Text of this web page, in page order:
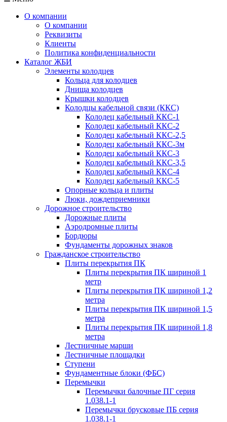
О компании
О компании
Реквизиты
Клиенты
Политика конфиденциальности
Каталог ЖБИ
Элементы колодцев
Кольца для колодцев
Днища колодцев
Крышки колодцев
Колодцы кабельной связи (ККС)
Колодец кабельный ККС-1
Колодец кабельный ККС-2
Колодец кабельный ККС-2,5
Колодец кабельный ККС-3м
Колодец кабельный ККС-3
Колодец кабельный ККС-3,5
Колодец кабельный ККС-4
Колодец кабельный ККС-5
Опорные кольца и плиты
Люки, дождеприемники
Дорожное строительство
Дорожные плиты
Аэродромные плиты
Бордюры
Фундаменты дорожных знаков
Гражданское строительство
Плиты перекрытия ПК
Плиты перекрытия ПК шириной 1
метр
Плиты перекрытия ПК шириной 1,2
метра
Плиты перекрытия ПК шириной 1,5
метра
Плиты перекрытия ПК шириной 1,8
метра
Лестничные марши
Лестничные площадки
Ступени
Фундаментные блоки (ФБС)
Перемычки
Перемычки балочные ПГ серия
1.038.1-1
Перемычки брусковые ПБ серия
1.038.1-1